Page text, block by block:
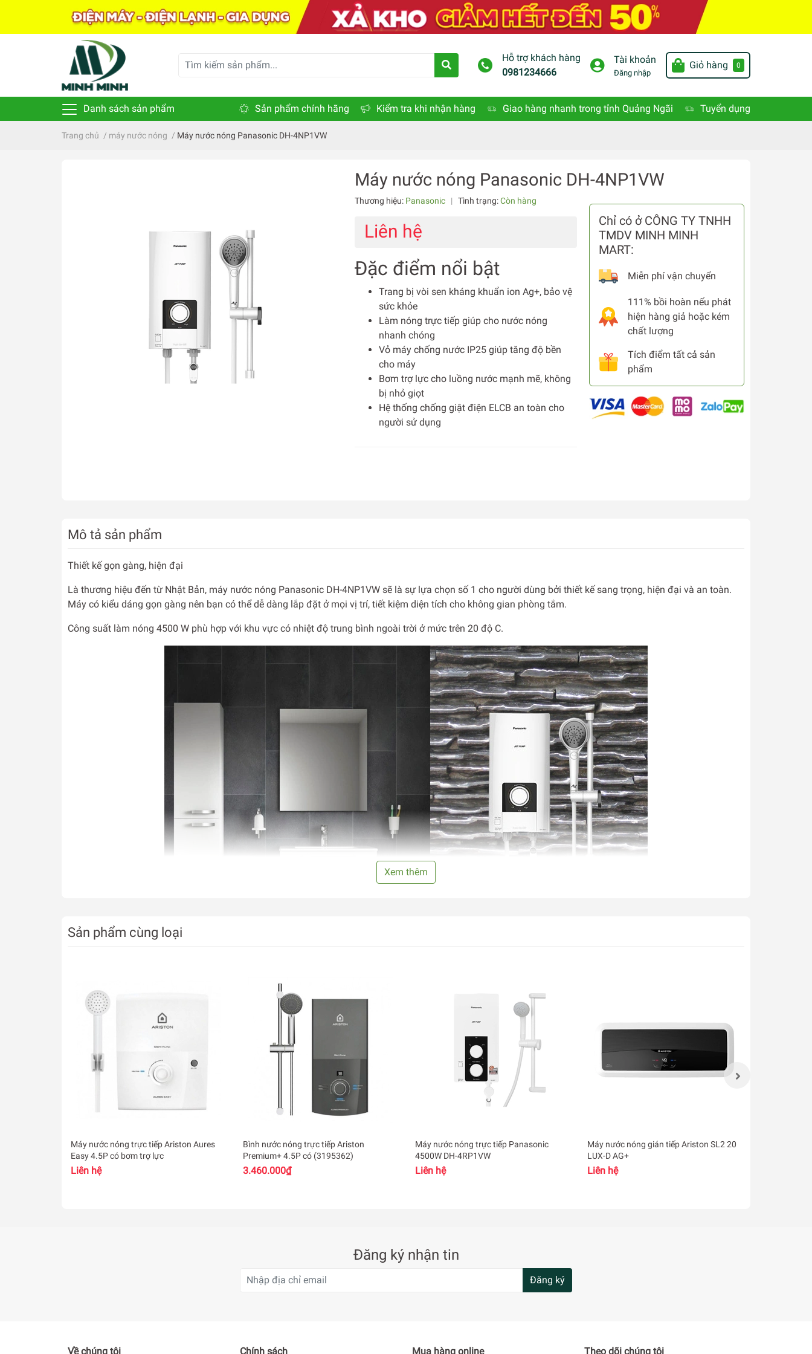
Hỗ trợ khách hàng
0981234666
Tài khoản
Đăng nhập
Giỏ hàng 0
Danh sách sản phẩm Sản phẩm chính hãng Kiểm tra khi nhận hàng Giao hàng nhanh trong tỉnh Quảng Ngãi Tuyển dụng
Trang chủ / máy nước nóng / Máy nước nóng Panasonic DH-4NP1VW
Máy nước nóng Panasonic DH-4NP1VW
Thương hiệu: Panasonic | Tình trạng:Còn hàng
Liên hệ
Đặc điểm nổi bật
Trang bị vòi sen kháng khuẩn ion Ag+, bảo vệ
sức khỏe
Làm nóng trực tiếp giúp cho nước nóng
nhanh chóng
Vỏ máy chống nước IP25 giúp tăng độ bền
cho máy
Bơm trợ lực cho luồng nước mạnh mẽ, không
bị nhỏ giọt
Hệ thống chống giật điện ELCB an toàn cho
người sử dụng
Chỉ có ở CÔNG TY TNHH
TMDV MINH MINH
MART:
Miễn phí vận chuyển
111% bồi hoàn nếu phát
hiện hàng giả hoặc kém
chất lượng
Tích điểm tất cả sản
phẩm
Mô tả sản phẩm
Thiết kế gọn gàng, hiện đại
Là thương hiệu đến từ Nhật Bản, máy nước nóng Panasonic DH-4NP1VW sẽ là sự lựa chọn số 1 cho người dùng bởi thiết kế sang trọng, hiện đại và an toàn.
Máy có kiểu dáng gọn gàng nên bạn có thể dễ dàng lắp đặt ở mọi vị trí, tiết kiệm diện tích cho không gian phòng tắm.
Công suất làm nóng 4500 W phù hợp với khu vực có nhiệt độ trung bình ngoài trời ở mức trên 20 độ C.
Máy làm nóng trực tiếp làm nóng nước cực nhanh
Máy nước nóng trực tiếp Panasonic không có bình chứa nên bạn và gia đình có thể thoải mái sử dụng mà không lo hết nước nóng khi đang tắm. Dễ sử dụng,
làm nóng nhanh là những ưu điểm của dòng máy trực tiếp này.
Xem thêm
Sản phẩm cùng loại
Máy nước nóng trực tiếp Ariston Aures
Easy 4.5P có bơm trợ lực
Liên hệ
Bình nước nóng trực tiếp Ariston
Premium+ 4.5P có (3195362)
3.460.000₫
Máy nước nóng trực tiếp Panasonic
4500W DH-4RP1VW
Liên hệ
Máy nước nóng gián tiếp Ariston SL2 20
LUX-D AG+
Liên hệ
Đăng ký nhận tin
Đăng ký
Về chúng tôi Chính sách Mua hàng online Theo dõi chúng tôi